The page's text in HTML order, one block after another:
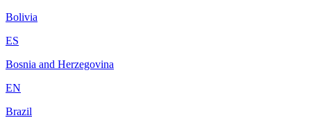
Bolivia
ES
Bosnia and Herzegovina
EN
Brazil